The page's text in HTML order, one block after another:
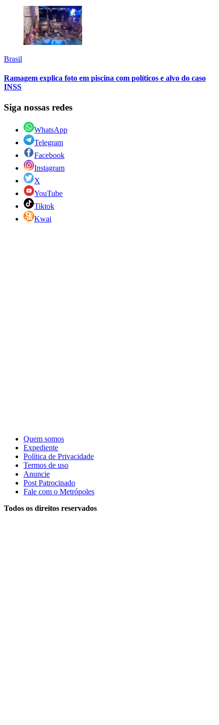
Brasil
Ramagem explica foto em piscina com políticos e alvo do caso
INSS
Siga nossas redes
WhatsApp
Telegram
Facebook
Instagram
X
YouTube
Tiktok
Kwai
Quem somos
Expediente
Política de Privacidade
Termos de uso
Anuncie
Post Patrocinado
Fale com o Metrópoles
Todos os direitos reservados